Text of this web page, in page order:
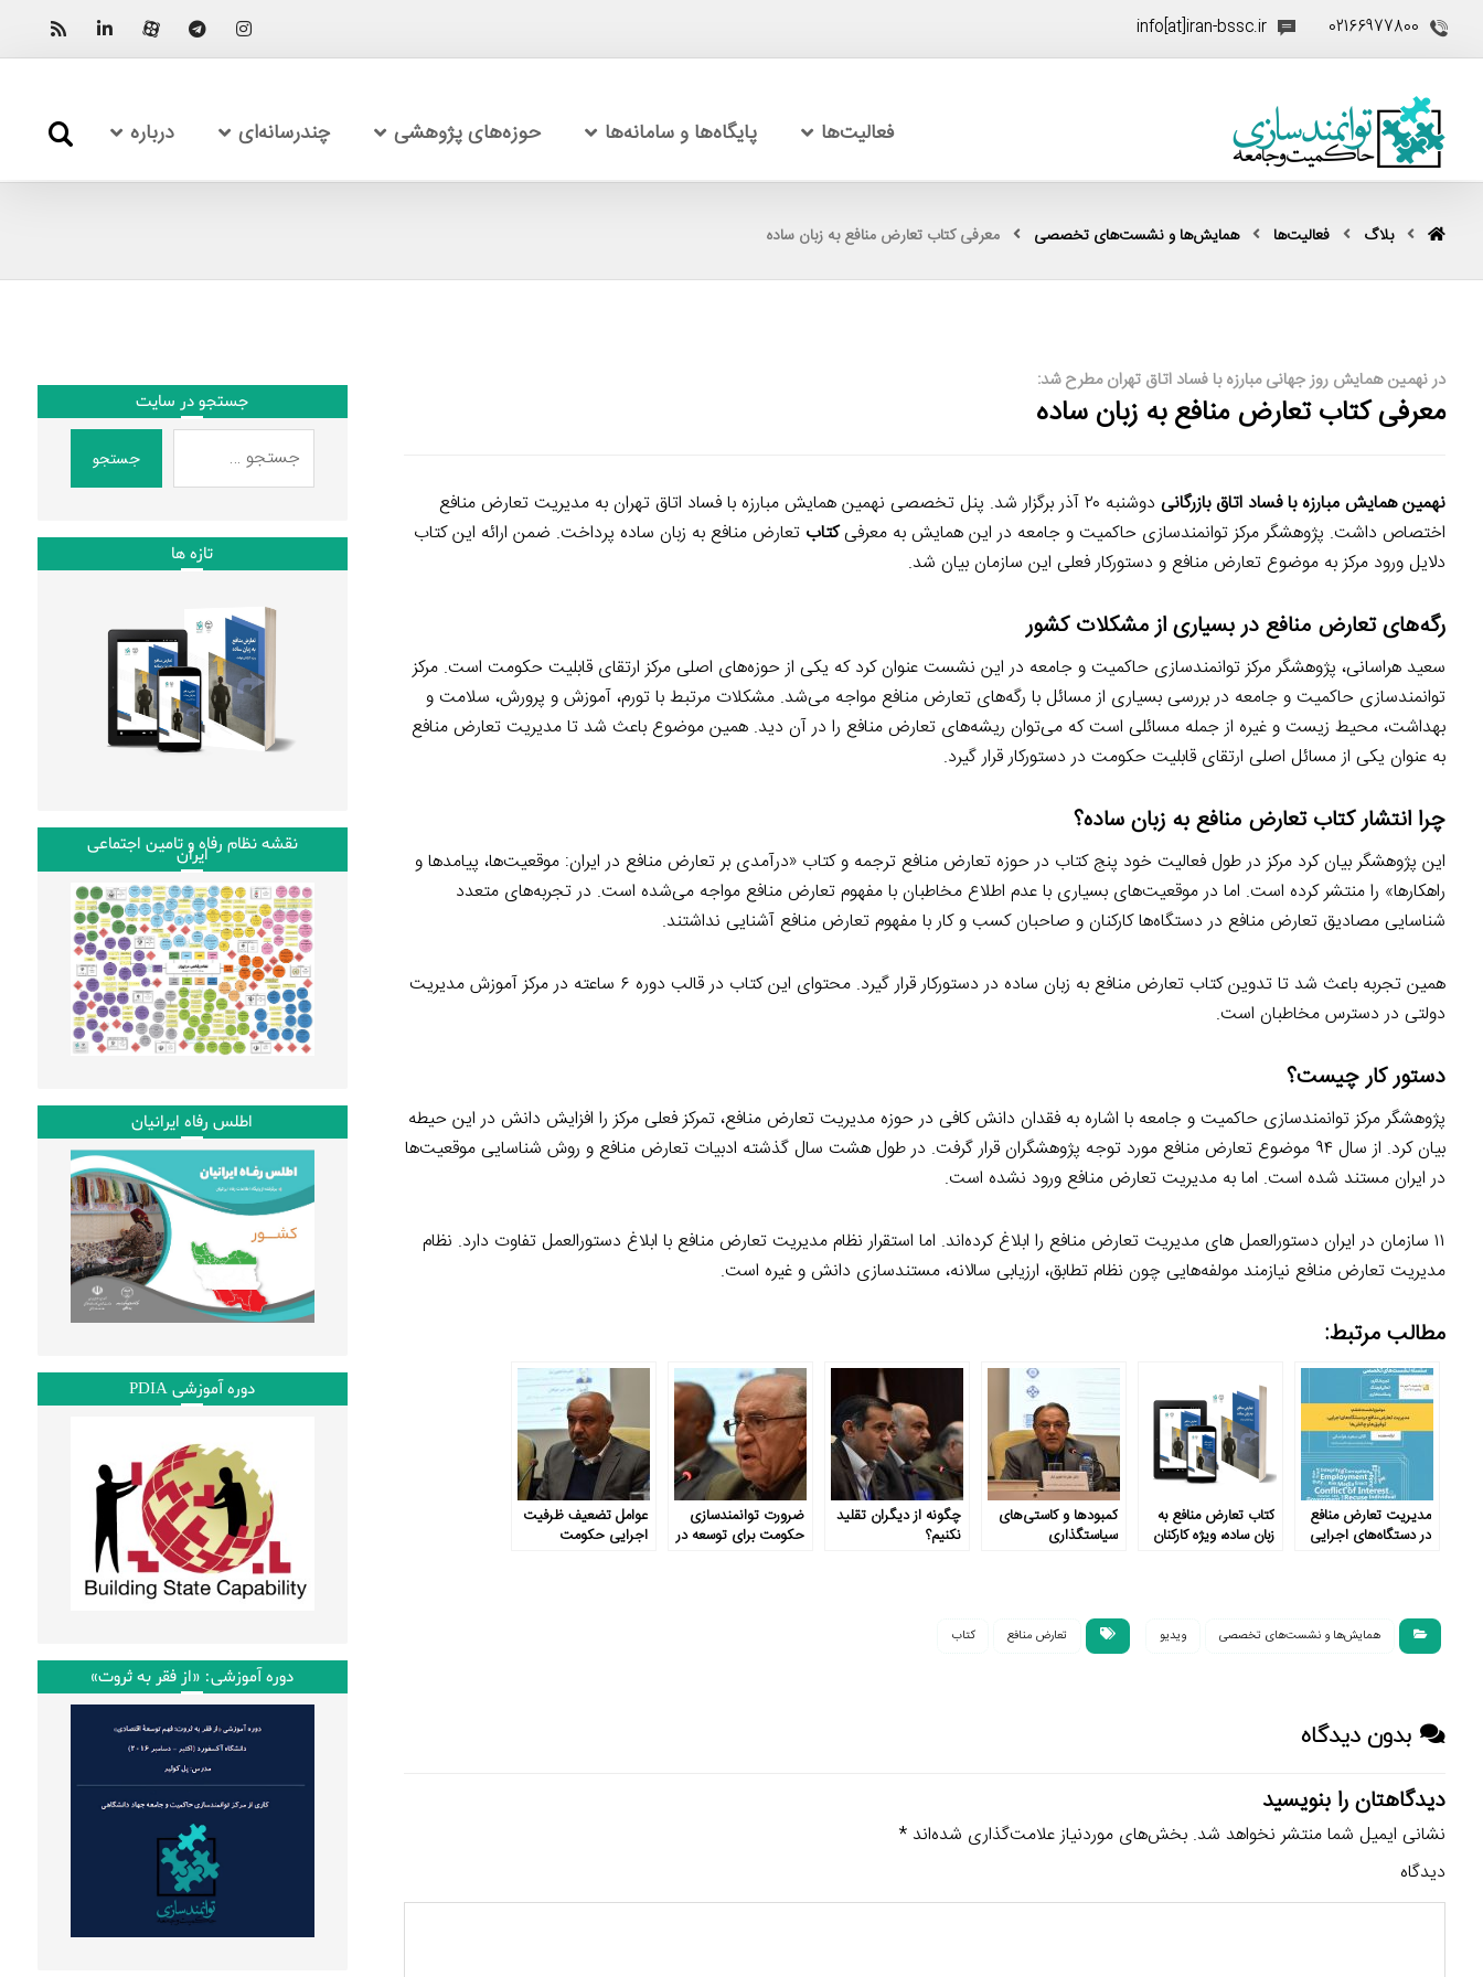
02166977800
info[at]iran-bssc.ir
فعالیت‌ها پایگاه‌ها و سامانه‌ها حوزه‌های پژوهشی چندرسانه‌ای درباره
بلاگ فعالیت‌ها همایش‌ها و نشست‌های تخصصی معرفی کتاب تعارض منافع به زبان ساده
در نهمین همایش روز جهانی مبارزه با فساد اتاق تهران مطرح شد:
معرفی کتاب تعارض منافع به زبان ساده
نهمین همایش مبارزه با فساد اتاق بازرگانی
دوشنبه ۲۰ آذر برگزار شد. پنل تخصصی نهمین همایش مبارزه با فساد اتاق تهران به مدیریت تعارض منافع
اختصاص داشت. پژوهشگر مرکز توانمندسازی حاکمیت و جامعه در این همایش به معرفیکتاب تعارض منافع به زبان ساده پرداخت. ضمن ارائه این کتاب
دلایل ورود مرکز به موضوع تعارض منافع و دستورکار فعلی این سازمان بیان شد.
رگه‌های تعارض منافع در بسیاری از مشکلات کشور
سعید هراسانی، پژوهشگر مرکز توانمندسازی حاکمیت و جامعه در این نشست عنوان کرد که یکی از حوزه‌های اصلی مرکز ارتقای قابلیت حکومت است. مرکز
توانمندسازی حاکمیت و جامعه در بررسی بسیاری از مسائل با رگه‌های تعارض منافع مواجه می‌شد. مشکلات مرتبط با تورم، آموزش و پرورش، سلامت و
بهداشت، محیط زیست و غیره از جمله مسائلی است که می‌توان ریشه‌های تعارض منافع را در آن دید. همین موضوع باعث شد تا مدیریت تعارض منافع
به عنوان یکی از مسائل اصلی ارتقای قابلیت حکومت در دستورکار قرار گیرد.
چرا انتشار کتاب تعارض منافع به زبان ساده؟
این پژوهشگر بیان کرد مرکز در طول فعالیت خود پنج کتاب در حوزه تعارض منافع ترجمه و کتاب «درآمدی بر تعارض منافع در ایران: موقعیت‌ها، پیامدها و
راهکارها» را منتشر کرده است. اما در موقعیت‌های بسیاری با عدم اطلاع مخاطبان با مفهوم تعارض منافع مواجه می‌شده است. در تجربه‌های متعدد
شناسایی مصادیق تعارض منافع در دستگاه‌ها کارکنان و صاحبان کسب و کار با مفهوم تعارض منافع آشنایی نداشتند.
همین تجربه باعث شد تا تدوین کتاب تعارض منافع به زبان ساده در دستورکار قرار گیرد. محتوای این کتاب در قالب دوره ۶ ساعته در مرکز آموزش مدیریت
دولتی در دسترس مخاطبان است.
دستور کار چیست؟
پژوهشگر مرکز توانمندسازی حاکمیت و جامعه با اشاره به فقدان دانش کافی در حوزه مدیریت تعارض منافع، تمرکز فعلی مرکز را افزایش دانش در این حیطه
بیان کرد. از سال ۹۴ موضوع تعارض منافع مورد توجه پژوهشگران قرار گرفت. در طول هشت سال گذشته ادبیات تعارض منافع و روش شناسایی موقعیت‌ها
در ایران مستند شده است. اما به مدیریت تعارض منافع ورود نشده است.
۱۱ سازمان در ایران دستورالعمل های مدیریت تعارض منافع را ابلاغ کرده‌اند. اما استقرار نظام مدیریت تعارض منافع با ابلاغ دستورالعمل تفاوت دارد. نظام
مدیریت تعارض منافع نیازمند مولفه‌هایی چون نظام تطابق، ارزیابی سالانه، مستندسازی دانش و غیره است.
مطالب مرتبط:
مدیریت تعارض منافع
در دستگاه‌های اجرایی
کتاب تعارض منافع به
زبان ساده، ویژه کارکنان
کمبودها و کاستی‌های
سیاستگذاری
چگونه از دیگران تقلید
نکنیم؟
ضرورت توانمندسازی
حکومت برای توسعه در
عوامل تضعیف ظرفیت
اجرایی حکومت
همایش‌ها و نشست‌های تخصصی ویدیو تعارض منافع کتاب
بدون دیدگاه
دیدگاهتان را بنویسید
نشانی ایمیل شما منتشر نخواهد شد. بخش‌های موردنیاز علامت‌گذاری شده‌اند*
دیدگاه
جستجو در سایت
جستجو
تازه ها
نقشه نظام رفاه و تامین اجتماعی
ایران
اطلس رفاه ایرانیان
دوره آموزشی PDIA
دوره آموزشی: «از فقر به ثروت»